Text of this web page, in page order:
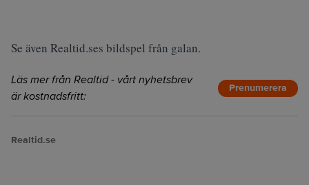
Se även Realtid.ses bildspel från galan.
Läs mer från Realtid - vårt nyhetsbrev
är kostnadsfritt:
Prenumerera
Realtid.se